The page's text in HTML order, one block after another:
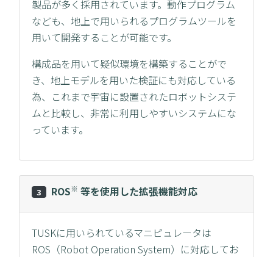
製品が多く採用されています。動作プログラム
なども、地上で用いられるプログラムツールを
用いて開発することが可能です。
構成品を用いて疑似環境を構築することがで
き、地上モデルを用いた検証にも対応している
為、これまで宇宙に設置されたロボットシステ
ムと比較し、非常に利用しやすいシステムにな
っています。
3 ROS※ 等を使用した拡張機能対応
TUSKに用いられているマニピュレータは
ROS（Robot Operation System）に対応してお